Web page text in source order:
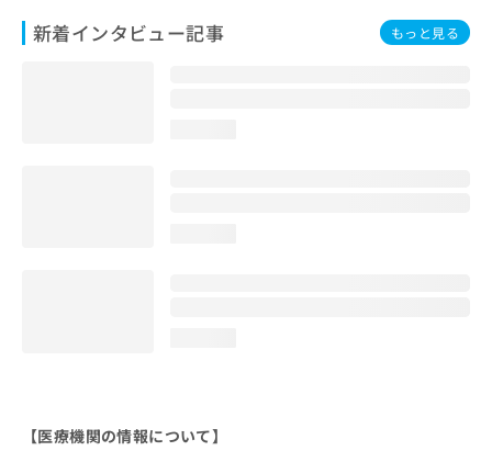
新着インタビュー記事 もっと見る
【医療機関の情報について】